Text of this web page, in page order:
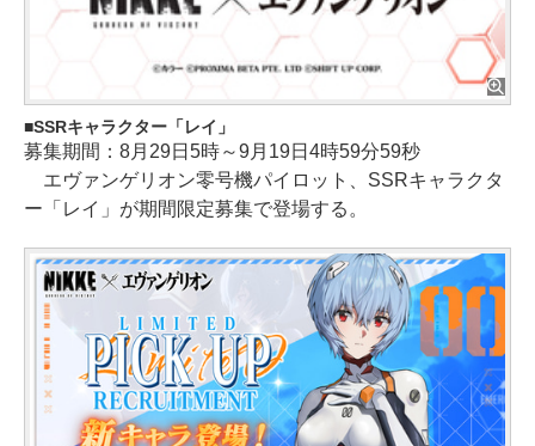
SSRキャラクター「レイ」
募集期間：8月29日5時～9月19日4時59分59秒
エヴァンゲリオン零号機パイロット、SSRキャラクタ
ー「レイ」が期間限定募集で登場する。